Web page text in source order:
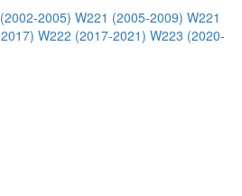
2005) W221 (2005-2009) W221
W222 (2017-2021) W223 (2020-